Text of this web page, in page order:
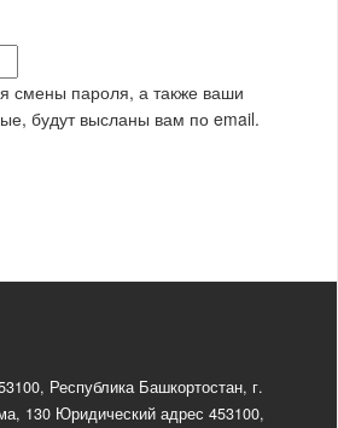
смены пароля, а также ваши
будут высланы вам по email.
Республика Башкортостан, г.
130 Юридический адрес 453100,